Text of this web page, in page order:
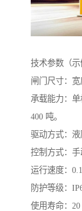
技术参数（示
闸门尺寸：宽
承载能力：
400 吨。
驱动方式：液
控制方式：手
运行速度：
防护等级：
使用寿命：20